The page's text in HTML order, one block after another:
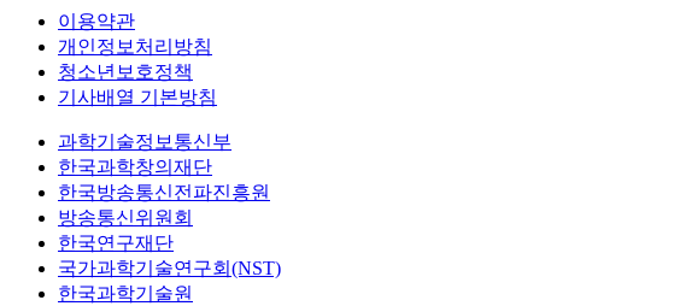
이용약관
개인정보처리방침
청소년보호정책
기사배열 기본방침
과학기술정보통신부
한국과학창의재단
한국방송통신전파진흥원
방송통신위원회
한국연구재단
국가과학기술연구회(NST)
한국과학기술원